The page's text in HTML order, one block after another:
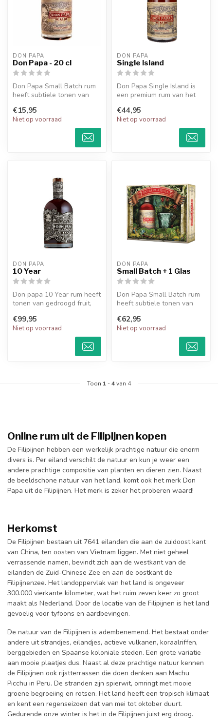
DON PAPA
Don Papa - 20 cl
Don Papa Small Batch rum
heeft subtiele tonen van
f...
€15,95
Niet op voorraad
DON PAPA
Single Island
Don Papa Single Island is
een premium rum van het
...
€44,95
Niet op voorraad
DON PAPA
10 Year
Don papa 10 Year rum heeft
tonen van gedroogd fruit,
eikenh...
€99,95
Niet op voorraad
DON PAPA
Small Batch + 1 Glas
Don Papa Small Batch rum
heeft subtiele tonen van
f...
€62,95
Niet op voorraad
Toon 1 -4van 4
Online rum uit de Filipijnen kopen
De Filipijnen hebben een werkelijk prachtige natuur die enorm
divers is. Per eiland verschilt de natuur en kun je weer een
andere prachtige compositie van planten en dieren zien. Naast
de beeldschone natuur van het land, komt ook het merk Don
Papa uit de Filipijnen. Het merk is zeker het proberen waard!
Herkomst
De Filipijnen bestaan uit 7641 eilanden die aan de zuidoost kant
van China, ten oosten van Vietnam liggen. Met niet geheel
verrassende namen, bevindt zich aan de westkant van de
eilanden de Zuid-Chinese Zee en aan de oostkant de
Filipijnenzee. Het landoppervlak van het land is ongeveer
300.000 vierkante kilometer, wat het ruim zeven keer zo groot
maakt als Nederland. Door de locatie van de Filipijnen is het land
gevoelig voor tyfoons en aardbevingen.
De natuur van de Filipijnen is adembenemend. Het bestaat onder
andere uit strandjes, eilandjes, actieve vulkanen, koraalriffen,
berggebieden en Spaanse koloniale steden. Een grote variatie
aan mooie plaatjes dus. Naast al deze prachtige natuur kennen
de Filipijnen ook rijstterrassen die doen denken aan Machu
Picchu in Peru. De stranden zijn spierwit, omringt met mooie
groene begroeiing en rotsen. Het land heeft een tropisch klimaat
en kent een regenseizoen dat van mei tot oktober duurt.
Gedurende onze winter is het in de Filipijnen juist erg droog.